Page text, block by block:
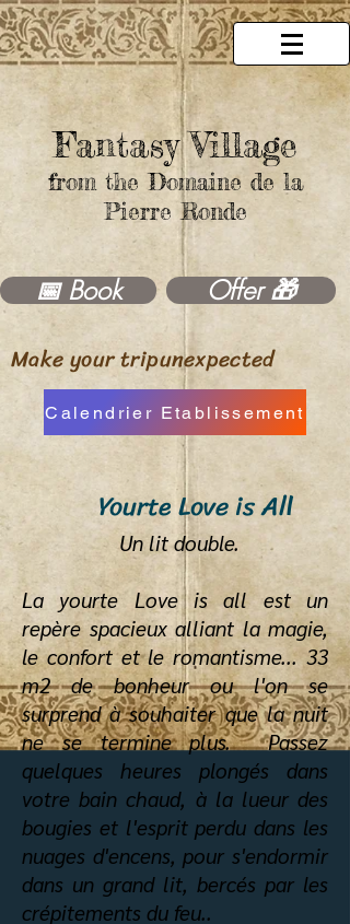
Fantasy Village
from the Domaine de la
Pierre Ronde
📅 Book Offer 🎁
Make your tripunexpected
Calendrier Etablissement
Yourte Love is All
Un lit double.
La yourte Love is all est un
repère spacieux alliant la magie,
le confort et le romantisme... 33
m2 de bonheur ou l'on se
surprend à souhaiter que la nuit
ne se termine plus. Passez
quelques heures plongés dans
votre bain chaud, à la lueur des
bougies et l'esprit perdu dans les
nuages d'encens, pour s'endormir
dans un grand lit, bercés par les
crépitements du feu..